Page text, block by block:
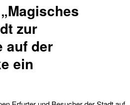
zur
auf der
ein